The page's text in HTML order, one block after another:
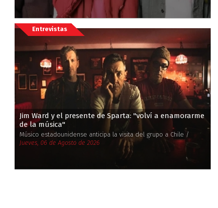
Entrevistas
Jim Ward y el presente de Sparta: ''volví a enamorarme
de la música''
Músico estadounidense anticipa la visita del grupo a Chile /
Jueves, 06 de Agosto de 2026